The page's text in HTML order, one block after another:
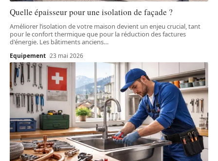
Quelle épaisseur pour une isolation de façade ?
Améliorer l’isolation de votre maison devient un enjeu crucial, tant
pour le confort thermique que pour la réduction des factures
d'énergie. Les bâtiments anciens…
Equipement 23 mai 2026